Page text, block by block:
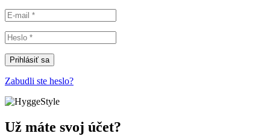
Prihlásiť sa
Zabudli ste heslo?
Už máte svoj účet?